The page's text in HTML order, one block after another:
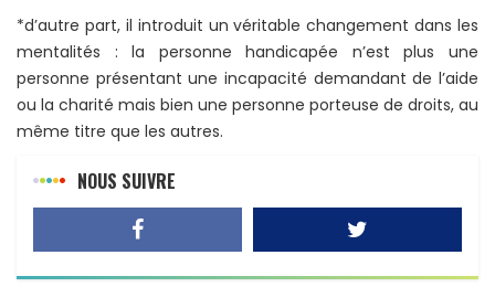
*d’autre part, il introduit un véritable changement dans les
mentalités : la personne handicapée n’est plus une
personne présentant une incapacité demandant de l’aide
ou la charité mais bien une personne porteuse de droits, au
même titre que les autres.
NOUS SUIVRE